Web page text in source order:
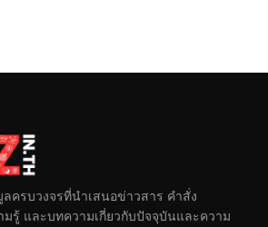
ครบวงจรที่นำเสนอข่าวสาร คำสั่ง
มรู้ และบทความเกี่ยวกับปัจจุบันและความ